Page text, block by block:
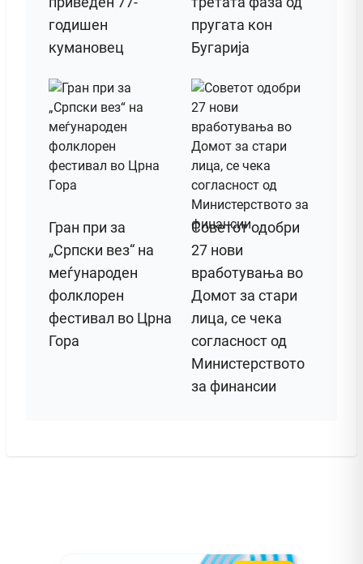
годишен
кумановец
пругата кон
Бугарија
Гран при за
„Српски вез“ на
меѓународен
фолклорен
фестивал во Црна
Гора
Советот одобри
27 нови
вработувања во
Домот за стари
лица, се чека
согласност од
Министерството
за финансии